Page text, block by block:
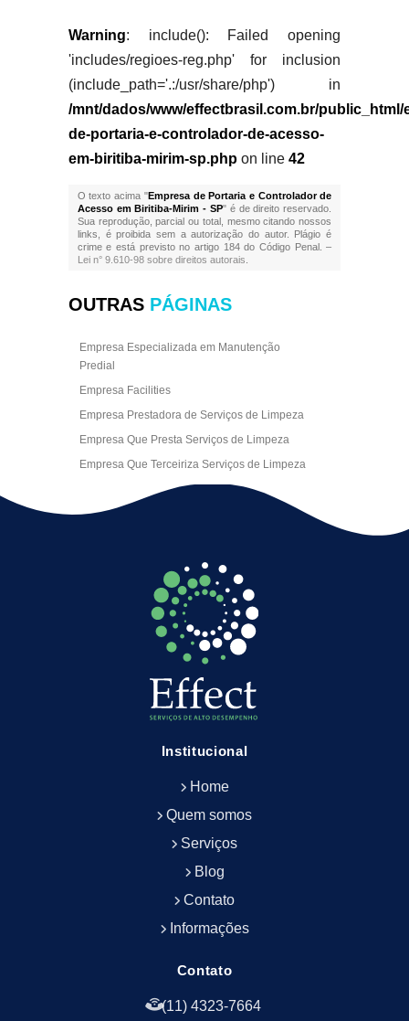
Warning: include(): Failed opening
'includes/regioes-reg.php' for inclusion
(include_path='.:/usr/share/php') in
/mnt/dados/www/effectbrasil.com.br/public_html/
de-portaria-e-controlador-de-acesso-
em-biritiba-mirim-sp.phpon line 42
O texto acima "Empresa de Portaria e Controlador de
Acesso em Biritiba-Mirim - SP" é de direito reservado.
Sua reprodução, parcial ou total, mesmo citando nossos
links, é proibida sem a autorização do autor. Plágio é
crime e está previsto no artigo 184 do Código Penal. –
Lei n° 9.610-98 sobre direitos autorais
OUTRAS PÁGINAS
Empresa Especializada em Manutenção
Predial
Empresa Facilities
Empresa Prestadora de Serviços de Limpeza
Empresa Que Presta Serviços de Limpeza
Empresa Que Terceiriza Serviços de Limpeza
Empresa Terceirizada de Portaria
Empresa de Facilities
Empresa de Limpeza Empresarial
Empresa de Limpeza Predial
Empresa de Limpeza Predial Terceirizada
Empresa de Limpeza de Escritório
Empresa de Limpeza de Fachada
Empresa de Limpeza de Fachadas
Empresa de Limpeza e Conservação Predial
Empresa de Portaria e Controlador de Acesso
Empresa de Portaria e Limpeza
Empresa de Serviços Terceirizados
Empresa de Terceirização de Portaria
Empresa de Terceirização de Serviços de
Empresa de Terceirização de Serviços de
Empresa de Zeladoria e Portaria
Institucional
Home
Quem somos
Serviços
Blog
Contato
Informações
Contato
(11) 4323-7664